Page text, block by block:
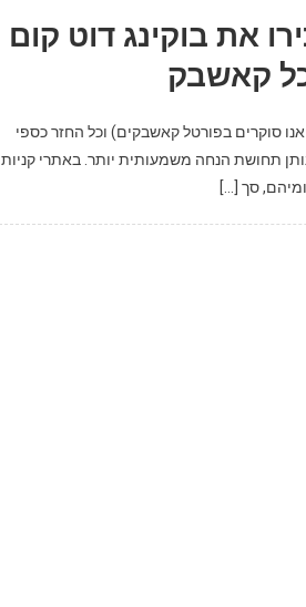
את בוקינג דוט קום
קאשבק
סוקרים בפורטל קאשבקים) וכל החזר כספי
תחושת הנחה משמעותית יותר. באתרי קניות
סך […]